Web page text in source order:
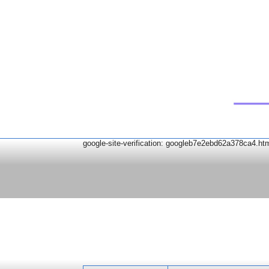
google-site-verification: